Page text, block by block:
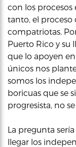
con los procesos
tanto, el proceso
compatriotas.
Puerto Rico y su
que lo apoyen
únicos nos
somos los
boricuas que se
progresista, no
La pregunta
llegar los